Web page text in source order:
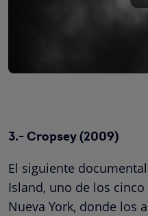
3.- Cropsey (2009)
El siguiente
Island, uno de los
Nueva York, donde los